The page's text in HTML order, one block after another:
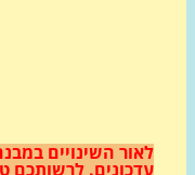
השינויים במבנה האתר
לרשותכם טופס